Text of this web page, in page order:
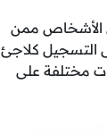
الأشخاص ممن
التسجيل كلاجئ
مختلفة على